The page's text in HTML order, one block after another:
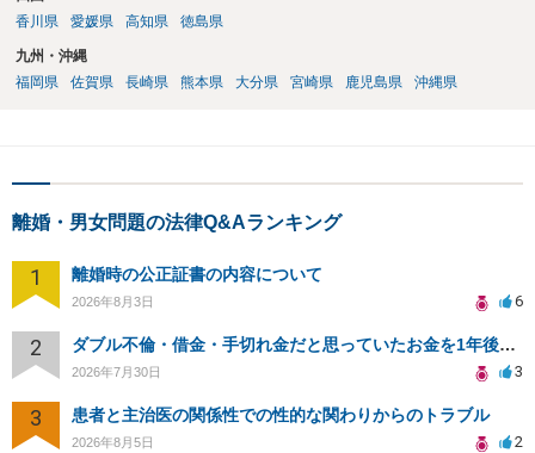
香川県
愛媛県 高知県 徳島県
九州・沖縄
福岡県
佐賀県 長崎県 熊本県 大分県 宮崎県 鹿児島県 沖縄県
離婚・男女問題の法律Q&Aランキング
1 離婚時の公正証書の内容について
2026年8月3日 6
2 ダブル不倫・借金・手切れ金だと思っていたお金を1年後いまさら脅迫罪として通知書が来てまとめて請求
2026年7月30日 3
3 患者と主治医の関係性での性的な関わりからのトラブル
2026年8月5日 2